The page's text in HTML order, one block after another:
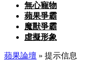
無心寵物
蘋果爭霸
魔獸爭霸
虛擬形象
蘋果論壇 » 提示信息